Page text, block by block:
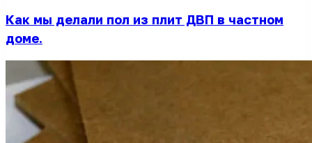
Как мы делали пол из плит ДВП в частном
доме.